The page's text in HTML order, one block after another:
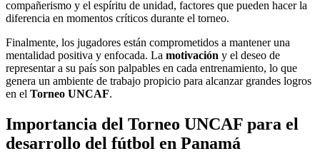
compañerismo y el espíritu de unidad, factores que pueden hacer la
diferencia en momentos críticos durante el torneo.
Finalmente, los jugadores están comprometidos a mantener una
mentalidad positiva y enfocada. La motivación y el deseo de
representar a su país son palpables en cada entrenamiento, lo que
genera un ambiente de trabajo propicio para alcanzar grandes logros
en el Torneo UNCAF.
Importancia del Torneo UNCAF para el
desarrollo del fútbol en Panamá